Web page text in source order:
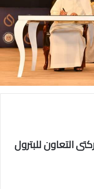
التعاون للبترول